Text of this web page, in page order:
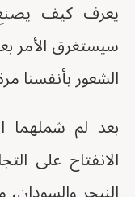
يعرف كيف يصنع
سيستغرق الأمر
الشعور بأنفسنا
بعد لم شملهما
الانفتاح على